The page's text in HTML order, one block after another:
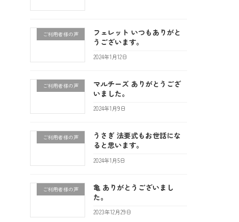
ご利用者様の声
フェレット いつもありがと
うございます。
2024年1月12日
ご利用者様の声
マルチーズ ありがとうござ
いました。
2024年1月9日
ご利用者様の声
うさぎ 法要式もお世話にな
ると思います。
2024年1月5日
ご利用者様の声
亀 ありがとうございまし
た。
2023年12月29日